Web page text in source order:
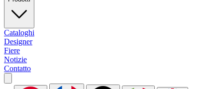
Cataloghi
Designer
Fiere
Notizie
Contatto